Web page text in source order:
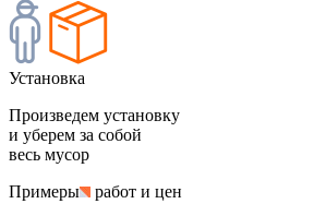
Установка
Произведем установку
и уберем за собой
весь мусор
Примеры
работ и цен